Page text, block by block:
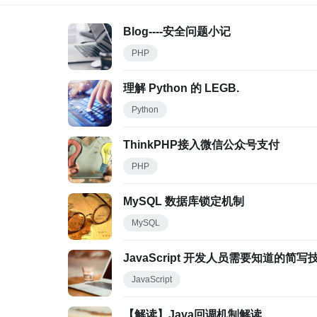
Blog----安全问题小记
PHP
理解 Python 的 LEGB.
Python
ThinkPHP接入微信公众号支付
PHP
MySQL 数据库锁定机制
MySQL
JavaScript 开发人员需要知道的简写
JavaScript
【解读】Java回调机制解读